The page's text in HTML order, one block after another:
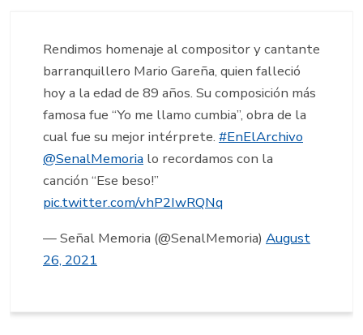
Rendimos homenaje al compositor y cantante
barranquillero Mario Gareña, quien falleció
hoy a la edad de 89 años. Su composición más
famosa fue “Yo me llamo cumbia”, obra de la
cual fue su mejor intérprete. #EnElArchivo
@SenalMemoria lo recordamos con la
canción “Ese beso!”
pic.twitter.com/vhP2IwRQNq
— Señal Memoria (@SenalMemoria) August
26, 2021